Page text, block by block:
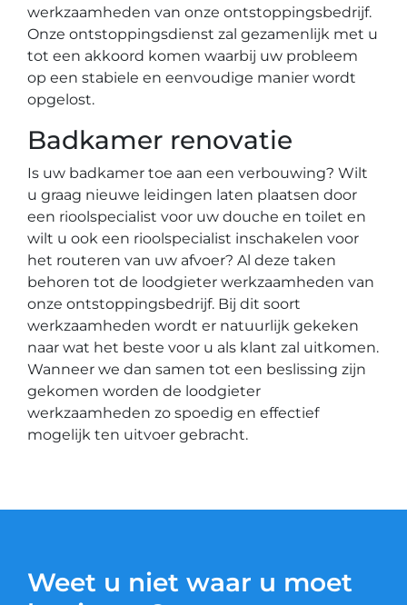
werkzaamheden van onze ontstoppingsbedrijf.
Onze ontstoppingsdienst zal gezamenlijk met u
tot een akkoord komen waarbij uw probleem
op een stabiele en eenvoudige manier wordt
opgelost.
Badkamer renovatie
Is uw badkamer toe aan een verbouwing? Wilt
u graag nieuwe leidingen laten plaatsen door
een rioolspecialist voor uw douche en toilet en
wilt u ook een rioolspecialist inschakelen voor
het routeren van uw afvoer? Al deze taken
behoren tot de loodgieter werkzaamheden van
onze ontstoppingsbedrijf. Bij dit soort
werkzaamheden wordt er natuurlijk gekeken
naar wat het beste voor u als klant zal uitkomen.
Wanneer we dan samen tot een beslissing zijn
gekomen worden de loodgieter
werkzaamheden zo spoedig en effectief
mogelijk ten uitvoer gebracht.
Weet u niet waar u moet